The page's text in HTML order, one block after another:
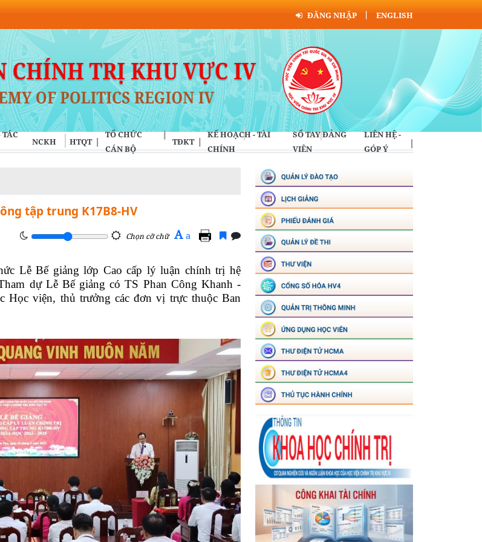
ĐĂNG NHẬP ENGLISH
TÁC
NCKH HTQT
TỔ CHỨC
CÁN BỘ
TĐKT
KẾ HOẠCH - TÀI
CHÍNH
SỔ TAY ĐẢNG
VIÊN
LIÊN HỆ -
GÓP Ý
tập trung K17B8-HV
Chọn cỡ chữ A a
Lễ Bế giảng lớp Cao cấp lý luận chính trị hệ
dự Lễ Bế giảng có TS Phan Công Khanh -
Học viện, thủ trưởng các đơn vị trực thuộc Ban